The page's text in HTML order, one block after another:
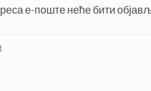
е-поште неће бити